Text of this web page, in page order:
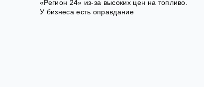
«Регион 24» из-за высоких цен на топливо.
У бизнеса есть оправдание